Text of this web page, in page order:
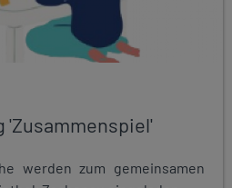
werden zum gemeinsamen